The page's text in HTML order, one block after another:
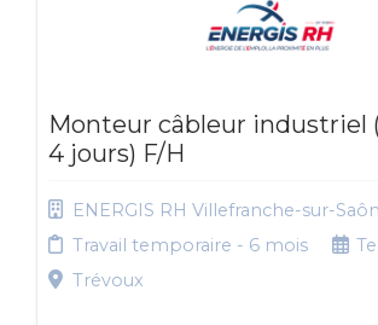
Monteur câbleur industriel
4 jours) F/H
ENERGIS RH Villefranche-sur-
Travail temporaire - 6 mois
Trévoux